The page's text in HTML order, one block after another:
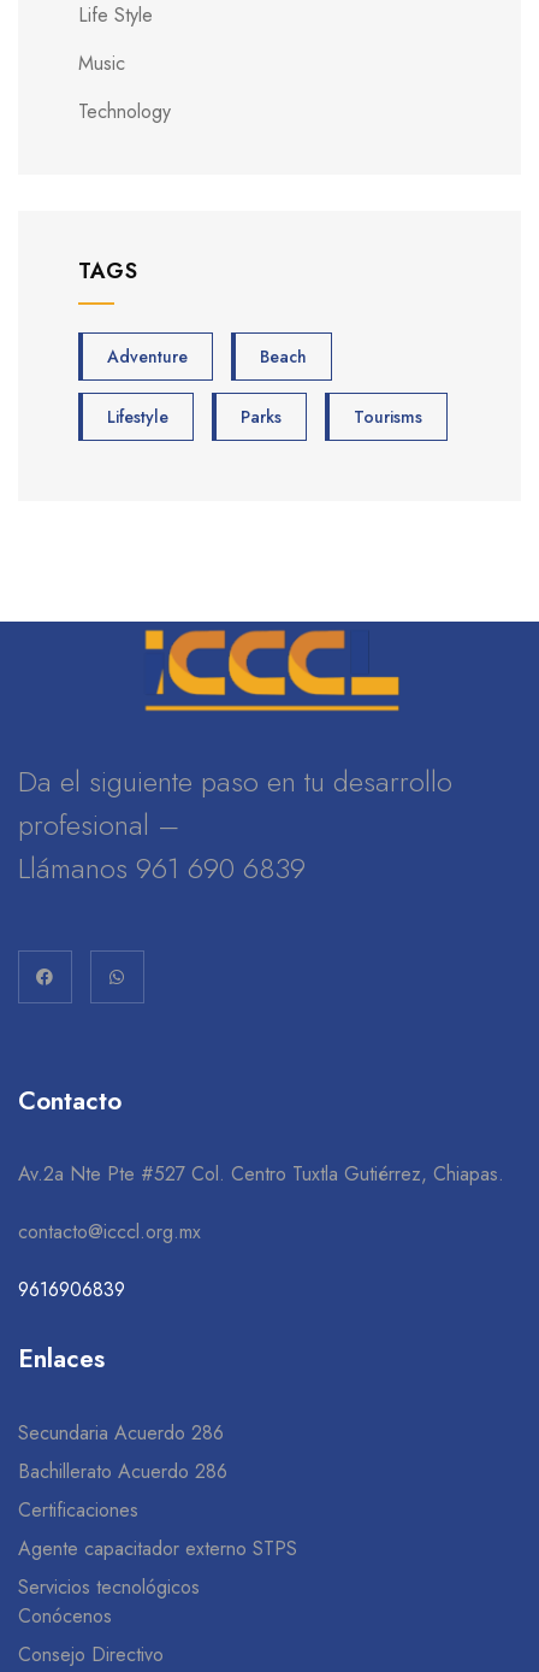
Life Style
Music
Technology
TAGS
Adventure Beach
Lifestyle Parks Tourisms
Da el siguiente paso en tu desarrollo
profesional –
Llámanos 961 690 6839
Contacto
Av.2a Nte Pte #527 Col. Centro Tuxtla Gutiérrez, Chiapas.
contacto@icccl.org.mx
9616906839
Enlaces
Secundaria Acuerdo 286
Bachillerato Acuerdo 286
Certificaciones
Agente capacitador externo STPS
Servicios tecnológicos
Conócenos
Consejo Directivo